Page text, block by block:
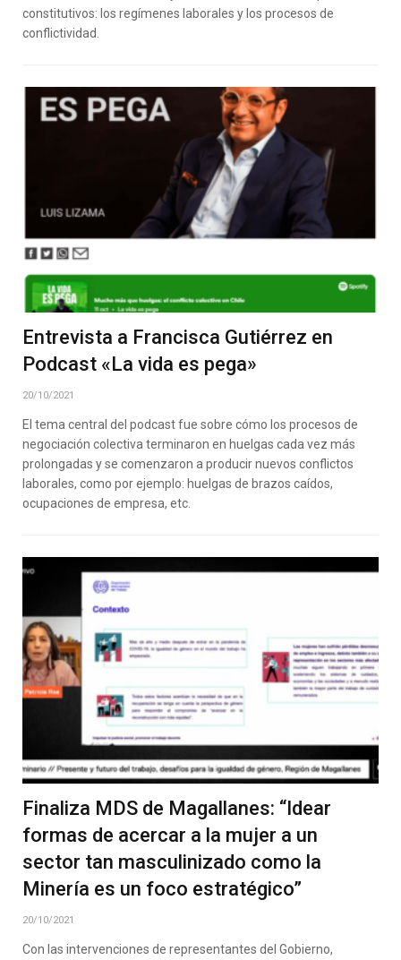
constitutivos: los regímenes laborales y los procesos de
conflictividad.
Entrevista a Francisca Gutiérrez en
Podcast «La vida es pega»
20/10/2021
El tema central del podcast fue sobre cómo los procesos de
negociación colectiva terminaron en huelgas cada vez más
prolongadas y se comenzaron a producir nuevos conflictos
laborales, como por ejemplo: huelgas de brazos caídos,
ocupaciones de empresa, etc.
Finaliza MDS de Magallanes: “Idear
formas de acercar a la mujer a un
sector tan masculinizado como la
Minería es un foco estratégico”
20/10/2021
Con las intervenciones de representantes del Gobierno,